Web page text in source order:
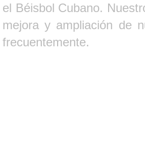
el Béisbol Cubano.
mejora y ampliación de
frecuentemente.